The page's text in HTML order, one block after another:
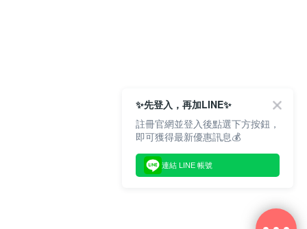
✨先登入，再加LINE✨
註冊官網並登入後點選下方按鈕，
即可獲得最新優惠訊息💰
連結 LINE 帳號